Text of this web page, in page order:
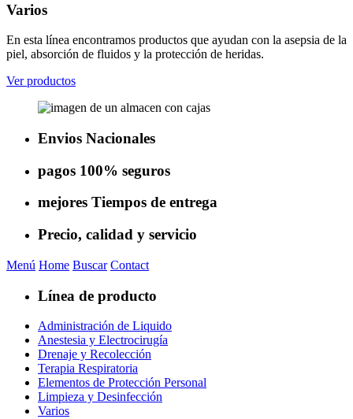
Varios
En esta línea encontramos productos que ayudan con la asepsia de la
piel, absorción de fluidos y la protección de heridas.
Ver productos
Envios Nacionales
pagos 100% seguros
mejores Tiempos de entrega
Precio, calidad y servicio
Menú Home Buscar Contact
Línea de producto
Administración de Liquido
Anestesia y Electrocirugía
Drenaje y Recolección
Terapia Respiratoria
Elementos de Protección Personal
Limpieza y Desinfección
Varios